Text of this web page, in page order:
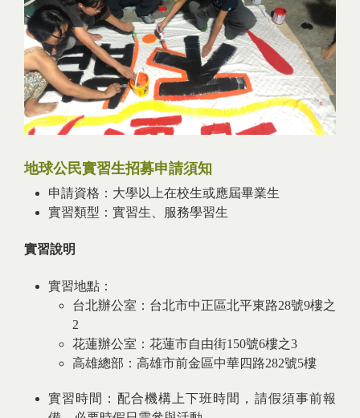
地球公民實習生招募申請須知
申請資格：大學以上在校生或應屆畢業生
實習類型：實習生、服務學習生
實習說明
實習地點：
台北辦公室：台北市中正區北平東路28號9樓之
2
花蓮辦公室：花蓮市自由街150號6樓之3
高雄總部：高雄市前金區中華四路282號5樓
實習時間：配合機構上下班時間，請假須事前報